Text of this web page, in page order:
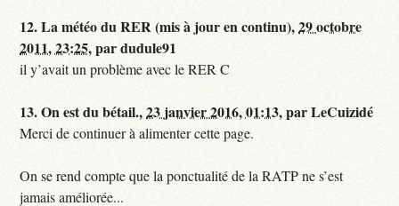
12.La météo du RER (mis à jour en continu),29 octobre
2011, 23:25,pardudule91
il y’avait un problème avec le RER C
13.On est du bétail.,23 janvier 2016, 01:13,parLeCuizidé
Merci de continuer à alimenter cette page.
On se rend compte que la ponctualité de la RATP ne s’est
jamais améliorée...